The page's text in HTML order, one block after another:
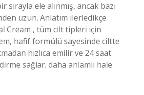
sırayla ele alınmış, ancak bazı
uzun. Anlatım ilerledikçe
Cream , tüm cilt tipleri için
hafif formülü sayesinde ciltte
hızlıca emilir ve 24 saat
sağlar. daha anlamlı hale